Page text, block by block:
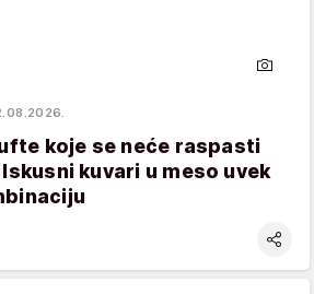
koje se neće raspasti
kuvari u meso uvek